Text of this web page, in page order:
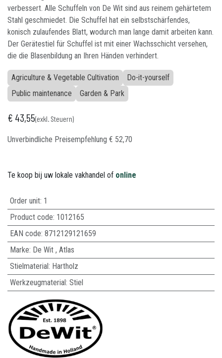
verbessert. Alle Schuffeln von De Wit sind aus reinem gehärtetem
Stahl geschmiedet. Die Schuffel hat ein selbstschärfendes,
konisch zulaufendes Blatt, wodurch man lange damit arbeiten kann.
Der Gerätestiel für Schuffel ist mit einer Wachsschicht versehen,
die die Blasenbildung an Ihren Händen verhindert.
Agriculture & Vegetable Cultivation
Do-it-yourself
Public maintenance
Garden & Park
€ 43,55(exkl. Steuern)
Unverbindliche Preisempfehlung​ € 52,70
Te koop bij uw lokale vakhandel of online
Order unit: 1
Product code: 1012165
EAN code: 8712129121659
Marke: De Wit, Atlas
Stielmaterial: Hartholz
Werkzeugmaterial: Stiel